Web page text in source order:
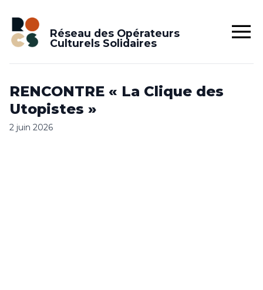
Réseau des Opérateurs
Culturels Solidaires
RENCONTRE « La Clique des
Utopistes »
2 juin 2026